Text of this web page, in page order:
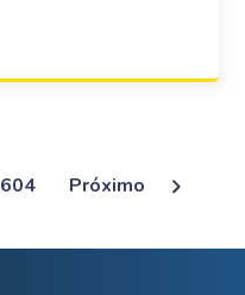
604 Próximo